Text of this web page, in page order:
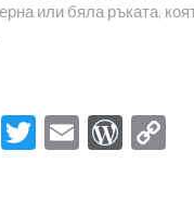
или бяла ръката,
ViberTwitter
Email